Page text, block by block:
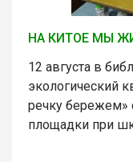
НА КИТОЕ МЫ
12 августа в
экологический
речку бережем»
площадки при